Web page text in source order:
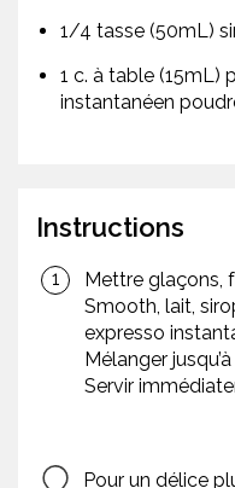
1/4 tasse (50mL)
1 c. à table (15mL)
instantanéen
Instructions
Mettre glaçons,
Smooth, lait,
expresso
Mélanger
Servir
Pour un délice